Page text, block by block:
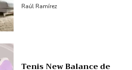
Raúl Ramírez
Tenis New Balance de